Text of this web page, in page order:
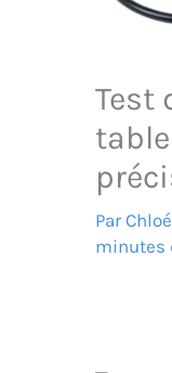
Test
table
Par
minutes